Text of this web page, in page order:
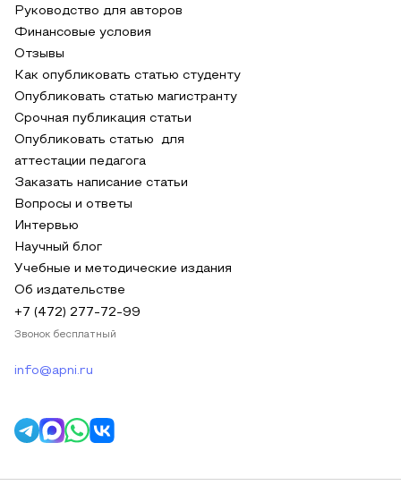
Руководство для авторов
Финансовые условия
Отзывы
Как опубликовать статью студенту
Опубликовать статью магистранту
Срочная публикация статьи
Опубликовать статью для
аттестации педагога
Заказать написание статьи
Вопросы и ответы
Интервью
Научный блог
Учебные и методические издания
Об издательстве
+7 (472) 277-72-99
Звонок бесплатный
info@apni.ru